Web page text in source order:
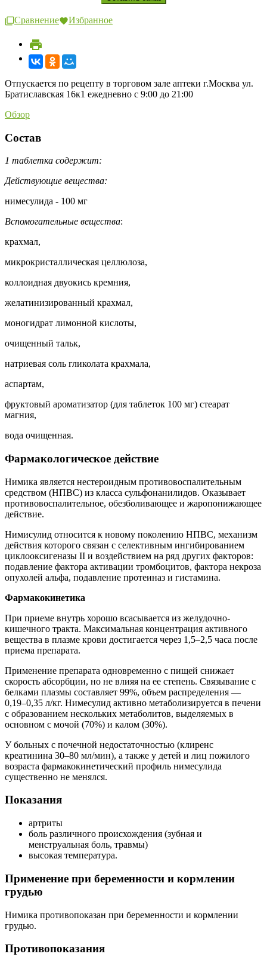
Сравнение Избранное
Отпускается по рецепту в торговом зале аптеки г.Москва ул.
Братиславская 16к1 ежедневно с 9:00 до 21:00
Обзор
Состав
1 таблетка содержит:
Действующие вещества:
нимесулида - 100 мг
Вспомогательные вещества:
крахмал,
микрокристаллическая целлюлоза,
коллоидная двуокись кремния,
желатинизированный крахмал,
моногидрат лимонной кислоты,
очищенный тальк,
натриевая соль гликолата крахмала,
аспартам,
фруктовый ароматизатор (для таблеток 100 мг) стеарат
магния,
вода очищенная.
Фармакологическое действие
Нимика является нестероидным противовоспалительным
средством (НПВС) из класса сульфонанилидов. Оказывает
противовоспалительное, обезболивающее и жаропонижающее
действие.
Нимисулид относится к новому поколению НПВС, механизм
действия которого связан с селективным ингибированием
циклооксигеназы II и воздействием на ряд других факторов:
подавление фактора активации тромбоцитов, фактора некроза
опухолей альфа, подавление протеиназ и гистамина.
Фармакокинетика
При приеме внутрь хорошо всасывается из желудочно-
кишечного тракта. Максимальная концентрация активного
вещества в плазме крови достигается через 1,5–2,5 часа после
приема препарата.
Применение препарата одновременно с пищей снижает
скорость абсорбции, но не влияя на ее степень. Связывание с
белками плазмы составляет 99%, объем распределения —
0,19–0,35 л/кг. Нимесулид активно метаболизируется в печени
с образованием нескольких метаболитов, выделяемых в
основном с мочой (70%) и калом (30%).
У больных с почечной недостаточностью (клиренс
креатинина 30–80 мл/мин), а также у детей и лиц пожилого
возраста фармакокинетический профиль нимесулида
существенно не менялся.
Показания
артриты
боль различного происхождения (зубная и
менструальная боль, травмы)
высокая температура.
Применение при беременности и кормлении
грудью
Нимика противопоказан при беременности и кормлении
грудью.
Противопоказания